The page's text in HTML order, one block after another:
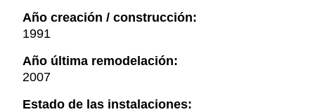
Año creación / construcción:
1991
Año última remodelación:
2007
Estado de las instalaciones: